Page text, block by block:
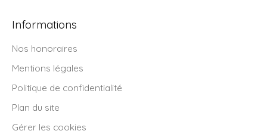
Informations
Nos honoraires
Mentions légales
Politique de confidentialité
Plan du site
Gérer les cookies